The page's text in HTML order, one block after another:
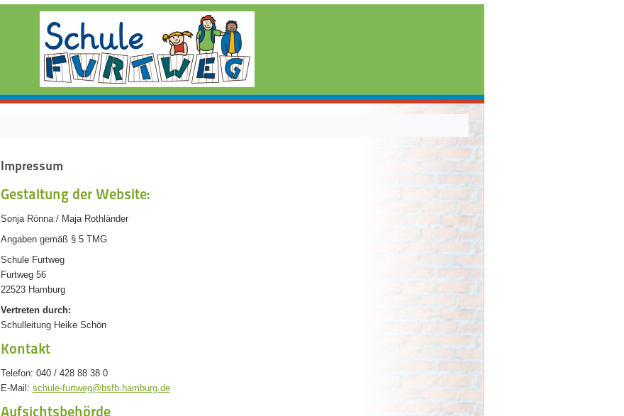
Impressum
Gestaltung der Website:
Sonja Rönna / Maja Rothländer
Angaben gemäß § 5 TMG
Schule Furtweg
Furtweg 56
22523 Hamburg
Vertreten durch:
Schulleitung Heike Schön
Kontakt
Telefon: 040 / 428 88 38 0
E-Mail: schule-furtweg@bsfb.hamburg.de
Aufsichtsbehörde